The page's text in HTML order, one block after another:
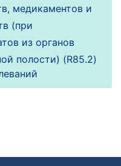
медикаментов и
(при
из органов
полости) (R85.2)